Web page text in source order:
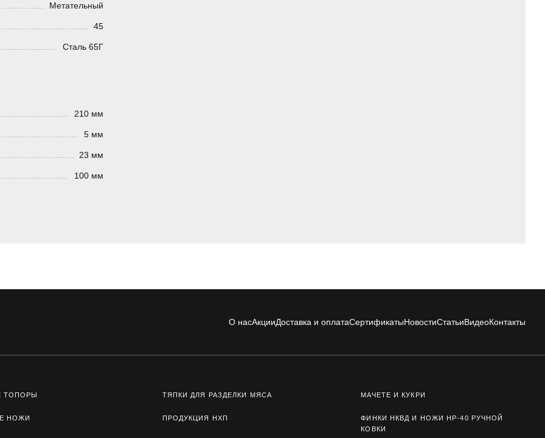
Метательный
45
Сталь 65Г
210 мм
5 мм
23 мм
100 мм
О насАкцииДоставка и оплатаСертификатыНовостиСтатьиВидеоКонтакты
ТОПОРЫ ТЯПКИ ДЛЯ РАЗДЕЛКИ МЯСА МАЧЕТЕ И КУКРИ
НОЖИ ПРОДУКЦИЯ НХП
ФИНКИ НКВД И НОЖИ НР-40 РУЧНОЙ
КОВКИ